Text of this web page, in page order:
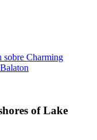
sobre Charming
of Lake